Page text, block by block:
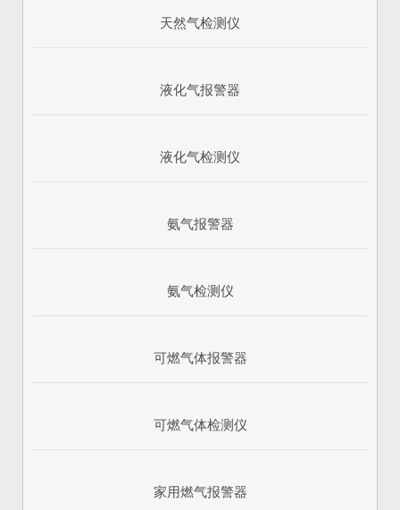
天然气检测仪
液化气报警器
液化气检测仪
氨气报警器
氨气检测仪
可燃气体报警器
可燃气体检测仪
家用燃气报警器